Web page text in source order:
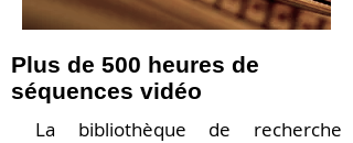
Plus de 500 heures de
séquences vidéo
La bibliothèque de recherche